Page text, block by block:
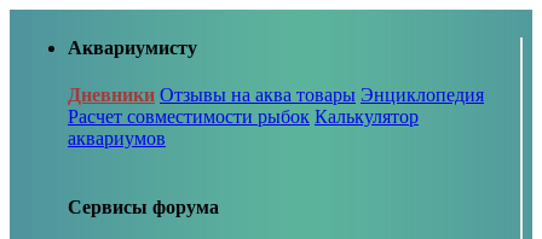
Аквариумисту
Дневники Отзывы на аква товары Энциклопедия
Расчет совместимости рыбок Калькулятор
аквариумов
Сервисы форума